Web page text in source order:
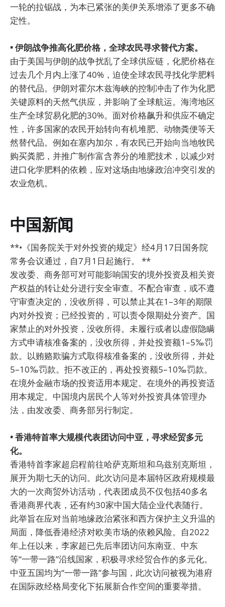
一轮的拉锯战，为本已紧张的美伊关系增添了更多不确
定性。
• 伊朗战争推高化肥价格，全球农民寻求替代方案。
由于美国与伊朗的战争扰乱了全球供应链，化肥价格在
过去几个月内上涨了40%，迫使全球农民寻找化学肥料
的替代品。伊朗对霍尔木兹海峡的控制冲击了作为化肥
关键原料的天然气供应，并影响了全球航运。海湾地区
生产全球贸易化肥的30%。面对价格飙升和供应不确定
性，许多国家的农民开始转向有机堆肥、动物粪便等天
然替代品。例如在塞内加尔，有农民已开始向当地牧民
购买粪肥，并推广制作富含养分的堆肥技术，以减少对
进口化学肥料的依赖，应对这场由地缘政治冲突引发的
农业危机。
中国新闻
**•《国务院关于对外投资的规定》经4月17日国务院
常务会议通过，自7月1日起施行。 **
发改委、商务部可对可能影响国安的境外投资及相关资
产权益的转让处分进行安全审查。不配合审查，或不遵
守审查决定的，没收所得，可以禁止其在1–3年的期限
内对外投资；已经投资的，可以责令限期处分资产。国
家禁止的对外投资，没收所得。未履行或者以虚假隐瞒
方式申请核准备案的，没收所得，并处投资额1–5‰罚
款。以贿赂欺骗方式取得核准备案的，没收所得，并处
5–10‰罚款。拒不改正的，再处投资额5–10‰罚款。
在境外金融市场的投资适用本规定。在境外的再投资适
用本规定。中国境内居民个人等对外投资具体管理办
法，由发改委、商务部另行制定。
• 香港特首率大规模代表团访问中亚，寻求经贸多元
化。
香港特首李家超启程前往哈萨克斯坦和乌兹别克斯坦，
展开为期七天的访问。此次访问是本届特区政府规模最
大的一次商贸外访活动，代表团成员不仅包括40多名
香港商界代表，还有约30家中国大陆企业代表随行。
此举旨在应对当前地缘政治紧张和西方保护主义升温的
局面，降低香港经济对欧美市场的依赖风险。自2022
年上任以来，李家超已先后率团访问东南亚、中东
等“一带一路”沿线国家，积极寻求经贸合作的多元化。
中亚五国均为“一带一路”参与国，此次访问被视为港府
在国际政经格局变化下拓展新合作空间的重要举措。